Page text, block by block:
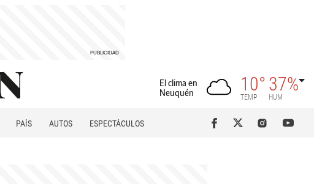
El clima en
Neuquén
10°
TEMP
37%
HUM
PAÍS AUTOS
ESPECTÁCULOS